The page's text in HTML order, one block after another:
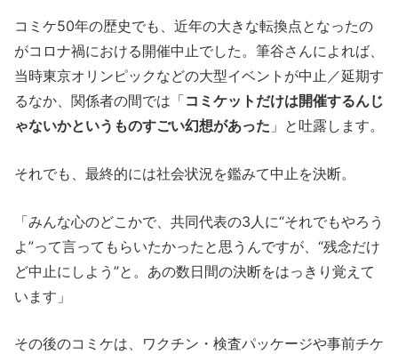
コミケ50年の歴史でも、近年の大きな転換点となったの
がコロナ禍における開催中止でした。筆谷さんによれば、
当時東京オリンピックなどの大型イベントが中止／延期す
るなか、関係者の間では「コミケットだけは開催するんじ
ゃないかというものすごい幻想があった 」と吐露します。
それでも、最終的には社会状況を鑑みて中止を決断。
「みんな心のどこかで、共同代表の3人に“それでもやろう
よ”って言ってもらいたかったと思うんですが、“残念だけ
ど中止にしよう”と。あの数日間の決断をはっきり覚えて
います」
その後のコミケは、ワクチン・検査パッケージや事前チケ